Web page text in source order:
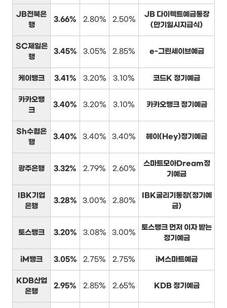
JB전북은
행
3.66% 2.80% 2.50%
JB 다이렉트예금통장
(만기일시지급식)
SC제일은
행
3.45% 3.05% 2.85% e-그린세이브예금
케이뱅크 3.41% 3.20% 3.10% 코드K 정기예금
카카오뱅
크
3.40% 3.20% 3.10% 카카오뱅크 정기예금
Sh수협은
행
3.40% 3.40% 3.40% 헤이(Hey)정기예금
광주은행 3.32% 2.79% 2.60%
스마트모아Dream정
기예금
IBK기업
은행
3.28% 3.00% 2.80%
IBK굴리기통장(정기예
금)
토스뱅크 3.20% 3.08% 3.00%
토스뱅크 먼저 이자 받는
정기예금
iM뱅크 3.05% 2.75% 2.75% iM스마트예금
KDB산업
은행
2.95% 2.85% 2.65% KDB 정기예금